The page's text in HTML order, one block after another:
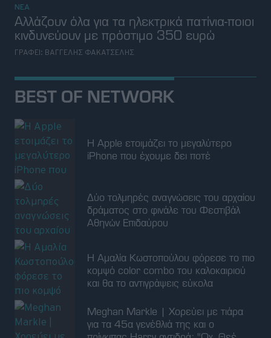
ΝΕΑ
Αλλάζουν όλα για τα ηλεκτρικά πατίνια-ποιοι
κινδυνεύουν με πρόστιμο 350 ευρώ
ΓΡΑΦΕΙ: ΒΑΓΓΕΛΗΣ ΦΑΚΑΤΣΕΛΗΣ
BEST OF NETWORK
Η Apple ετοιμάζει το μεγαλύτερο
iPhone που έχουμε δει ποτέ
Δύο τολμηρές αναγνώσεις του αρχαίου
δράματος στο φινάλε του Φεστιβάλ
Αθηνών Επιδαύρου
Η Αμαλία Κωστοπούλου φόρεσε το πιο
κομψό color combo του καλοκαιριού
και θα το αντιγράψεις εύκολα
Meghan Markle | Χορεύει με τιάρα
για τα 45α γενέθλιά της και ο